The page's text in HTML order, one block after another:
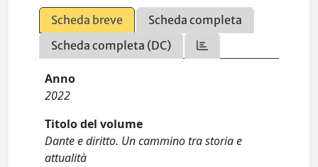
Scheda breve
Scheda completa
Scheda completa (DC)
Anno
2022
Titolo del volume
Dante e diritto. Un cammino tra storia e
attualità